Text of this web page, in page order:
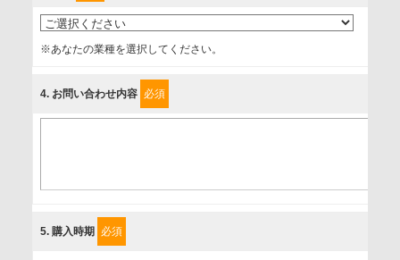
事業者名
個人情報保護責任者
1.当社が取り扱う商品・サービスに関するご案内
※あなたの業種を選択してください。
4. お問い合わせ内容 必須
5. 購入時期 必須